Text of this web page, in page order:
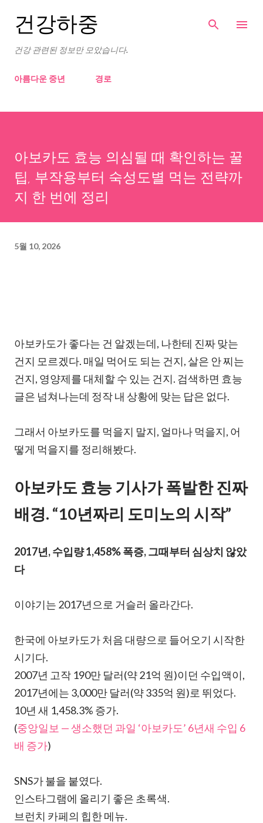
기본 콘텐츠로 건너뛰기
건강하중
건강 관련된 정보만 모았습니다.
아름다운 중년 경로
아보카도 효능 의심될 때 확인하는 꿀
팁, 부작용부터 숙성도별 먹는 전략까
지 한 번에 정리
5월 10, 2026
아보카도가 좋다는 건 알겠는데, 나한테 진짜 맞는
건지 모르겠다. 매일 먹어도 되는 건지, 살은 안 찌는
건지, 영양제를 대체할 수 있는 건지. 검색하면 효능
글은 넘쳐나는데 정작 내 상황에 맞는 답은 없다.
그래서 아보카도를 먹을지 말지, 얼마나 먹을지, 어
떻게 먹을지를 정리해봤다.
아보카도 효능 기사가 폭발한 진짜
배경. “10년짜리 도미노의 시작”
2017년, 수입량 1,458% 폭증, 그때부터 심상치 않았
다
이야기는 2017년으로 거슬러 올라간다.
한국에 아보카도가 처음 대량으로 들어오기 시작한
시기다.
2007년 고작 190만 달러(약 21억 원)이던 수입액이,
2017년에는 3,000만 달러(약 335억 원)로 뛰었다.
10년 새 1,458.3% 증가.
(중앙일보 — 생소했던 과일 ‘아보카도’ 6년새 수입 6
배 증가)
SNS가 불을 붙였다.
인스타그램에 올리기 좋은 초록색.
브런치 카페의 힙한 메뉴.